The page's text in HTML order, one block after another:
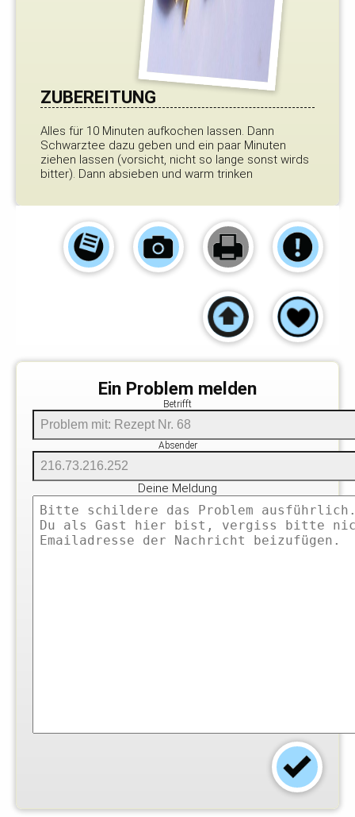
ZUBEREITUNG
Alles für 10 Minuten aufkochen lassen. Dann
Schwarztee dazu geben und ein paar Minuten
ziehen lassen (vorsicht, nicht so lange sonst wirds
bitter). Dann absieben und warm trinken
Ein Problem melden
Betrifft
Absender
Deine Meldung